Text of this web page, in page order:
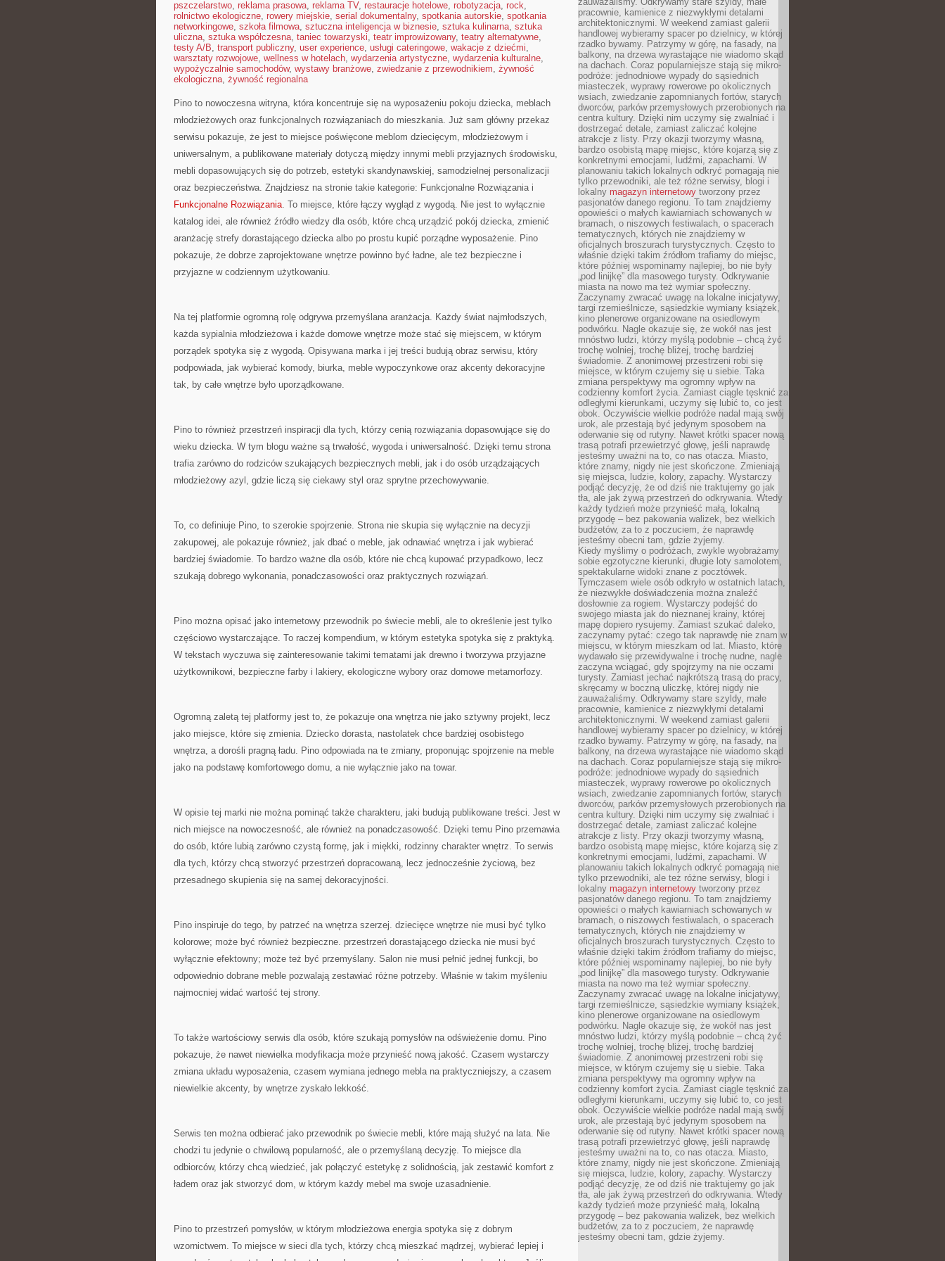
pszczelarstwo, reklama prasowa, reklama TV, restauracje hotelowe, robotyzacja, rock,
rolnictwo ekologiczne, rowery miejskie, serial dokumentalny, spotkania autorskie, spotkania
networkingowe, szkoła filmowa, sztuczna inteligencja w biznesie, sztuka kulinarna, sztuka
uliczna, sztuka współczesna, taniec towarzyski, teatr improwizowany, teatry alternatywne,
testy A/B, transport publiczny, user experience, usługi cateringowe, wakacje z dziećmi,
warsztaty rozwojowe, wellness w hotelach, wydarzenia artystyczne, wydarzenia kulturalne,
wypożyczalnie samochodów, wystawy branżowe, zwiedzanie z przewodnikiem, żywność
ekologiczna, żywność regionalna
Pino to nowoczesna witryna, która koncentruje się na wyposażeniu pokoju dziecka, meblach
młodzieżowych oraz funkcjonalnych rozwiązaniach do mieszkania. Już sam główny przekaz
serwisu pokazuje, że jest to miejsce poświęcone meblom dziecięcym, młodzieżowym i
uniwersalnym, a publikowane materiały dotyczą między innymi mebli przyjaznych środowisku,
mebli dopasowujących się do potrzeb, estetyki skandynawskiej, samodzielnej personalizacji
oraz bezpieczeństwa. Znajdziesz na stronie takie kategorie: Funkcjonalne Rozwiązania i
Funkcjonalne Rozwiązania. To miejsce, które łączy wygląd z wygodą. Nie jest to wyłącznie
katalog idei, ale również źródło wiedzy dla osób, które chcą urządzić pokój dziecka, zmienić
aranżację strefy dorastającego dziecka albo po prostu kupić porządne wyposażenie. Pino
pokazuje, że dobrze zaprojektowane wnętrze powinno być ładne, ale też bezpieczne i
przyjazne w codziennym użytkowaniu.
Na tej platformie ogromną rolę odgrywa przemyślana aranżacja. Każdy świat najmłodszych,
każda sypialnia młodzieżowa i każde domowe wnętrze może stać się miejscem, w którym
porządek spotyka się z wygodą. Opisywana marka i jej treści budują obraz serwisu, który
podpowiada, jak wybierać komody, biurka, meble wypoczynkowe oraz akcenty dekoracyjne
tak, by całe wnętrze było uporządkowane.
Pino to również przestrzeń inspiracji dla tych, którzy cenią rozwiązania dopasowujące się do
wieku dziecka. W tym blogu ważne są trwałość, wygoda i uniwersalność. Dzięki temu strona
trafia zarówno do rodziców szukających bezpiecznych mebli, jak i do osób urządzających
młodzieżowy azyl, gdzie liczą się ciekawy styl oraz sprytne przechowywanie.
To, co definiuje Pino, to szerokie spojrzenie. Strona nie skupia się wyłącznie na decyzji
zakupowej, ale pokazuje również, jak dbać o meble, jak odnawiać wnętrza i jak wybierać
bardziej świadomie. To bardzo ważne dla osób, które nie chcą kupować przypadkowo, lecz
szukają dobrego wykonania, ponadczasowości oraz praktycznych rozwiązań.
Pino można opisać jako internetowy przewodnik po świecie mebli, ale to określenie jest tylko
częściowo wystarczające. To raczej kompendium, w którym estetyka spotyka się z praktyką.
W tekstach wyczuwa się zainteresowanie takimi tematami jak drewno i tworzywa przyjazne
użytkownikowi, bezpieczne farby i lakiery, ekologiczne wybory oraz domowe metamorfozy.
Ogromną zaletą tej platformy jest to, że pokazuje ona wnętrza nie jako sztywny projekt, lecz
jako miejsce, które się zmienia. Dziecko dorasta, nastolatek chce bardziej osobistego
wnętrza, a dorośli pragną ładu. Pino odpowiada na te zmiany, proponując spojrzenie na meble
jako na podstawę komfortowego domu, a nie wyłącznie jako na towar.
W opisie tej marki nie można pominąć także charakteru, jaki budują publikowane treści. Jest w
nich miejsce na nowoczesność, ale również na ponadczasowość. Dzięki temu Pino przemawia
do osób, które lubią zarówno czystą formę, jak i miękki, rodzinny charakter wnętrz. To serwis
dla tych, którzy chcą stworzyć przestrzeń dopracowaną, lecz jednocześnie życiową, bez
przesadnego skupienia się na samej dekoracyjności.
Pino inspiruje do tego, by patrzeć na wnętrza szerzej. dziecięce wnętrze nie musi być tylko
kolorowe; może być również bezpieczne. przestrzeń dorastającego dziecka nie musi być
wyłącznie efektowny; może też być przemyślany. Salon nie musi pełnić jednej funkcji, bo
odpowiednio dobrane meble pozwalają zestawiać różne potrzeby. Właśnie w takim myśleniu
najmocniej widać wartość tej strony.
To także wartościowy serwis dla osób, które szukają pomysłów na odświeżenie domu. Pino
pokazuje, że nawet niewielka modyfikacja może przynieść nową jakość. Czasem wystarczy
zmiana układu wyposażenia, czasem wymiana jednego mebla na praktyczniejszy, a czasem
niewielkie akcenty, by wnętrze zyskało lekkość.
Serwis ten można odbierać jako przewodnik po świecie mebli, które mają służyć na lata. Nie
chodzi tu jedynie o chwilową popularność, ale o przemyślaną decyzję. To miejsce dla
odbiorców, którzy chcą wiedzieć, jak połączyć estetykę z solidnością, jak zestawić komfort z
ładem oraz jak stworzyć dom, w którym każdy mebel ma swoje uzasadnienie.
Pino to przestrzeń pomysłów, w którym młodzieżowa energia spotyka się z dobrym
wzornictwem. To miejsce w sieci dla tych, którzy chcą mieszkać mądrzej, wybierać lepiej i
pracownie, kamienice z niezwykłymi detalami
architektonicznymi. W weekend zamiast galerii
handlowej wybieramy spacer po dzielnicy, w której
rzadko bywamy. Patrzymy w górę, na fasady, na
balkony, na drzewa wyrastające nie wiadomo skąd
na dachach. Coraz popularniejsze stają się mikro-
podróże: jednodniowe wypady do sąsiednich
miasteczek, wyprawy rowerowe po okolicznych
wsiach, zwiedzanie zapomnianych fortów, starych
dworców, parków przemysłowych przerobionych na
centra kultury. Dzięki nim uczymy się zwalniać i
dostrzegać detale, zamiast zaliczać kolejne
atrakcje z listy. Przy okazji tworzymy własną,
bardzo osobistą mapę miejsc, które kojarzą się z
konkretnymi emocjami, ludźmi, zapachami. W
planowaniu takich lokalnych odkryć pomagają nie
tylko przewodniki, ale też różne serwisy, blogi i
lokalny magazyn internetowy tworzony przez
pasjonatów danego regionu. To tam znajdziemy
opowieści o małych kawiarniach schowanych w
bramach, o niszowych festiwalach, o spacerach
tematycznych, których nie znajdziemy w
oficjalnych broszurach turystycznych. Często to
właśnie dzięki takim źródłom trafiamy do miejsc,
które później wspominamy najlepiej, bo nie były
„pod linijkę” dla masowego turysty. Odkrywanie
miasta na nowo ma też wymiar społeczny.
Zaczynamy zwracać uwagę na lokalne inicjatywy,
targi rzemieślnicze, sąsiedzkie wymiany książek,
kino plenerowe organizowane na osiedlowym
podwórku. Nagle okazuje się, że wokół nas jest
mnóstwo ludzi, którzy myślą podobnie – chcą żyć
trochę wolniej, trochę bliżej, trochę bardziej
świadomie. Z anonimowej przestrzeni robi się
miejsce, w którym czujemy się u siebie. Taka
zmiana perspektywy ma ogromny wpływ na
codzienny komfort życia. Zamiast ciągle tęsknić za
odległymi kierunkami, uczymy się lubić to, co jest
obok. Oczywiście wielkie podróże nadal mają swój
urok, ale przestają być jedynym sposobem na
oderwanie się od rutyny. Nawet krótki spacer nową
trasą potrafi przewietrzyć głowę, jeśli naprawdę
jesteśmy uważni na to, co nas otacza. Miasto,
które znamy, nigdy nie jest skończone. Zmieniają
się miejsca, ludzie, kolory, zapachy. Wystarczy
podjąć decyzję, że od dziś nie traktujemy go jak
tła, ale jak żywą przestrzeń do odkrywania. Wtedy
każdy tydzień może przynieść małą, lokalną
przygodę – bez pakowania walizek, bez wielkich
budżetów, za to z poczuciem, że naprawdę
jesteśmy obecni tam, gdzie żyjemy.
Kiedy myślimy o podróżach, zwykle wyobrażamy
sobie egzotyczne kierunki, długie loty samolotem,
spektakularne widoki znane z pocztówek.
Tymczasem wiele osób odkryło w ostatnich latach,
że niezwykłe doświadczenia można znaleźć
dosłownie za rogiem. Wystarczy podejść do
swojego miasta jak do nieznanej krainy, której
mapę dopiero rysujemy. Zamiast szukać daleko,
zaczynamy pytać: czego tak naprawdę nie znam w
miejscu, w którym mieszkam od lat. Miasto, które
wydawało się przewidywalne i trochę nudne, nagle
zaczyna wciągać, gdy spojrzymy na nie oczami
turysty. Zamiast jechać najkrótszą trasą do pracy,
skręcamy w boczną uliczkę, której nigdy nie
zauważaliśmy. Odkrywamy stare szyldy, małe
pracownie, kamienice z niezwykłymi detalami
architektonicznymi. W weekend zamiast galerii
handlowej wybieramy spacer po dzielnicy, w której
rzadko bywamy. Patrzymy w górę, na fasady, na
balkony, na drzewa wyrastające nie wiadomo skąd
na dachach. Coraz popularniejsze stają się mikro-
podróże: jednodniowe wypady do sąsiednich
miasteczek, wyprawy rowerowe po okolicznych
wsiach, zwiedzanie zapomnianych fortów, starych
dworców, parków przemysłowych przerobionych na
centra kultury. Dzięki nim uczymy się zwalniać i
dostrzegać detale, zamiast zaliczać kolejne
atrakcje z listy. Przy okazji tworzymy własną,
bardzo osobistą mapę miejsc, które kojarzą się z
konkretnymi emocjami, ludźmi, zapachami. W
planowaniu takich lokalnych odkryć pomagają nie
tylko przewodniki, ale też różne serwisy, blogi i
lokalny magazyn internetowy tworzony przez
pasjonatów danego regionu. To tam znajdziemy
opowieści o małych kawiarniach schowanych w
bramach, o niszowych festiwalach, o spacerach
tematycznych, których nie znajdziemy w
oficjalnych broszurach turystycznych. Często to
właśnie dzięki takim źródłom trafiamy do miejsc,
które później wspominamy najlepiej, bo nie były
„pod linijkę” dla masowego turysty. Odkrywanie
miasta na nowo ma też wymiar społeczny.
Zaczynamy zwracać uwagę na lokalne inicjatywy,
targi rzemieślnicze, sąsiedzkie wymiany książek,
kino plenerowe organizowane na osiedlowym
podwórku. Nagle okazuje się, że wokół nas jest
mnóstwo ludzi, którzy myślą podobnie – chcą żyć
trochę wolniej, trochę bliżej, trochę bardziej
świadomie. Z anonimowej przestrzeni robi się
miejsce, w którym czujemy się u siebie. Taka
zmiana perspektywy ma ogromny wpływ na
codzienny komfort życia. Zamiast ciągle tęsknić za
odległymi kierunkami, uczymy się lubić to, co jest
obok. Oczywiście wielkie podróże nadal mają swój
urok, ale przestają być jedynym sposobem na
oderwanie się od rutyny. Nawet krótki spacer nową
trasą potrafi przewietrzyć głowę, jeśli naprawdę
jesteśmy uważni na to, co nas otacza. Miasto,
które znamy, nigdy nie jest skończone. Zmieniają
się miejsca, ludzie, kolory, zapachy. Wystarczy
podjąć decyzję, że od dziś nie traktujemy go jak
tła, ale jak żywą przestrzeń do odkrywania. Wtedy
każdy tydzień może przynieść małą, lokalną
przygodę – bez pakowania walizek, bez wielkich
budżetów, za to z poczuciem, że naprawdę
jesteśmy obecni tam, gdzie żyjemy.